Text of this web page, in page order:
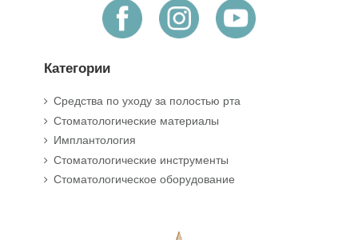
Категории
Средства по уходу за полостью рта
Стоматологические материалы
Имплантология
Стоматологические инструменты
Стоматологическое оборудование